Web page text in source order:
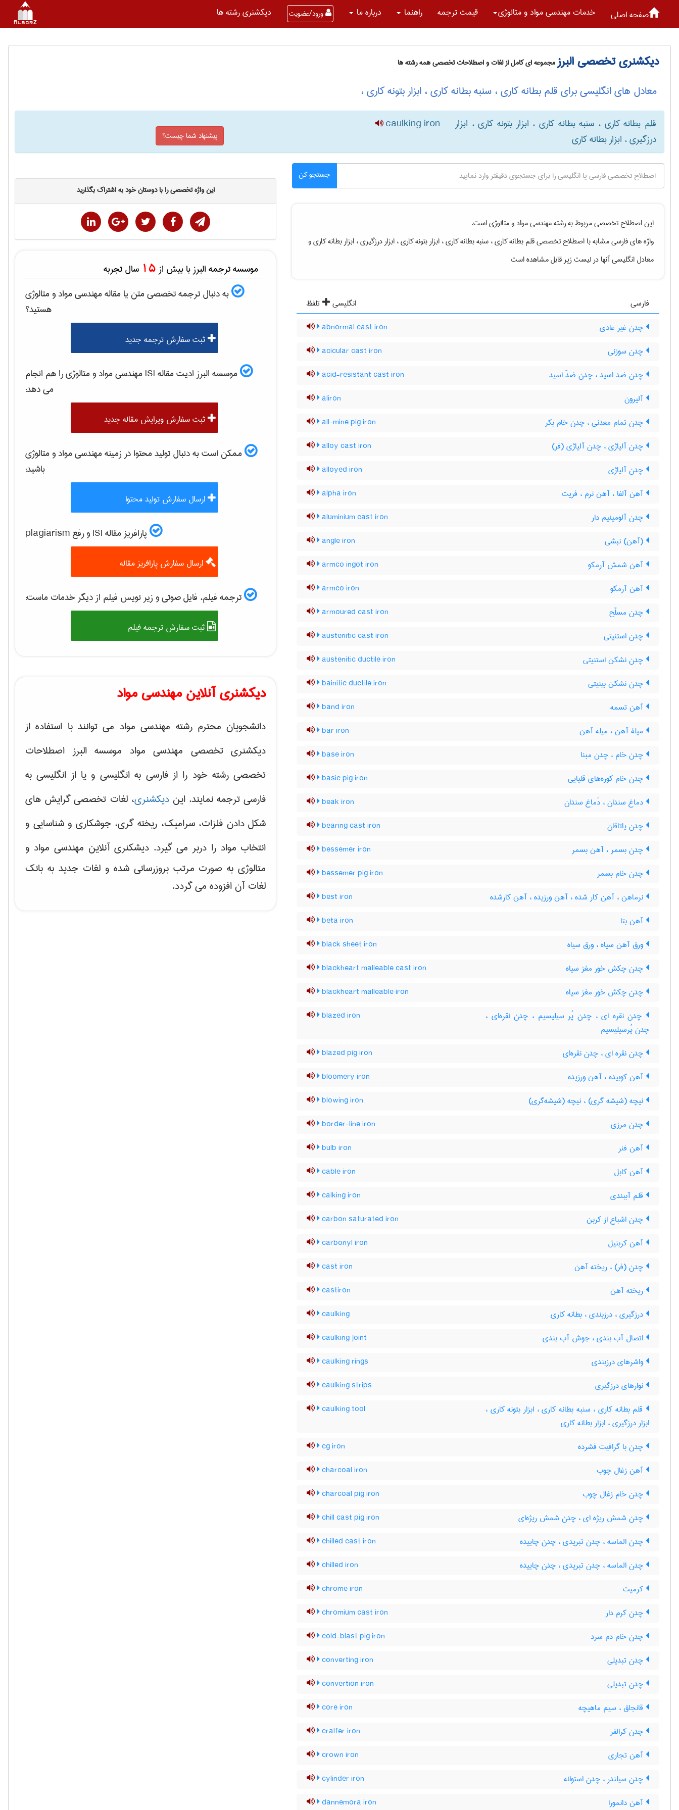
صفحه اصلی خدمات مهندسی مواد و متالوژی قیمت ترجمه راهنما درباره ما ورود/عضویت دیکشنری رشته ها
دیکشنری تخصصی البرزمجموعه ای کامل از لغات و اصطلاحات تخصصی همه رشته ها
معادل های انگلیسی برای قلم بطانه کاری ، سنبه بطانه کاری ، ابزار بتونه کاری ،
قلم بطانه کاری ، سنبه بطانه کاری ، ابزار بتونه کاری ، ابزار
درزگیری ، ابزار بطانه کاری
caulking iron
پیشنهاد شما چیست؟
جستجو کن
این اصطلاح تخصصی مربوط به رشتهمهندسی مواد و متالوژیاست.
واژه های فارسی مشابه با اصطلاح تخصصیقلم بطانه کاری ، سنبه بطانه کاری ، ابزار بتونه کاری ، ابزار درزگیری ، ابزار بطانه کاریو
معادل انگلیسی آنها در لیست زیر قابل مشاهده است
فارسی انگلیسی
تلفظ
چدن غیر عادی
abnormal cast iron
چدن سوزنی acicular cast iron
چدن ضد اسید ، چدن ضدّ اسید acid-resistant cast iron
آلیرون aliron
چدن تمام معدنی ، چدن خام بکر all-mine pig iron
چدن آلیاژی ، چدن آلیاژی (فر) alloy cast iron
چدن آلیاژی alloyed iron
آهن آلفا ، آهن نرم ، فریت alpha iron
چدن آلومینیم دار aluminium cast iron
(آهن) نبشی angle iron
آهن شمش آرمکو armco ingot iron
آهن آرمکو armco iron
چدن مسلّح armoured cast iron
چدن استنیتی austenitic cast iron
چدن نشکن استنیتی austenitic ductile iron
چدن نشکن بینیتی bainitic ductile iron
آهن تسمه band iron
میلۀ آهن ، میله آهن bar iron
چدن خام ، چدن مبنا base iron
چدن خام کوره‌های قلیایی basic pig iron
دماغ سندان ، دَماغ سندان beak iron
چدن یاتاقان bearing cast iron
چدن بسمر ، آهن بسمر bessemer iron
چدن خام بسمر bessemer pig iron
نرماهن ، آهن کار شده ، آهن ورزیده ، آهن کارشده best iron
آهن بتا beta iron
ورق آهن سیاه ، ورق سیاه black sheet iron
چدن چکش خور مغز سیاه blackheart malleable cast iron
چدن چکش خور مغز سیاه blackheart malleable iron
چدن نقره ای ، چدن پُر سیلیسیم ، چدن نقره‌ای ،
چدن پُرسیلیسیم
blazed iron
چدن نقره ای ، چدن نقره‌ای blazed pig iron
آهن کوبیده ، آهن ورزیده bloomery iron
نیچه (شیشه گری) ، نیچه (شیشه‌گری) blowing iron
چدن مرزی border-line iron
آهن فنر bulb iron
آهن کابل cable iron
قلم آببندی calking iron
چدن اشباع از کربن carbon saturated iron
آهن کربنیل carbonyl iron
چدن (فر) ، ریخته آهن cast iron
ریخته آهن castiron
درزگیری ، درزبندی ، بطانه کاری caulking
اتصال آب بندی ، جوش آب بندی caulking joint
واشرهای درزبندی caulking rings
نوارهای درزگیری caulking strips
قلم بطانه کاری ، سنبه بطانه کاری ، ابزار بتونه کاری ،
ابزار درزگیری ، ابزار بطانه کاری
caulking tool
چدن با گرافیت فشرده cg iron
آهن زغال چوب charcoal iron
چدن خام زغال چوب charcoal pig iron
چدن شمش ریژه ای ، چدن شمش ریژه‌ای chill cast pig iron
چدن الماسه ، چدن تبریدی ، چدن چاییده chilled cast iron
چدن الماسه ، چدن تبریدی ، چدن چاییده chilled iron
کرمیت chrome iron
چدن کرم دار chromium cast iron
چدن خام دم سرد cold-blast pig iron
چدن تبدیلی converting iron
چدن تبدیلی convertion iron
قانجاق ، سیم ماهیچه core iron
چدن کرالفر cralfer iron
آهن تجاری crown iron
چدن سیلندر ، چدن استوانه cylinder iron
آهن دانمورا dannemora iron
این واژه تخصصی را با دوستان خود به اشتراک بگذارید
موسسه ترجمه البرز با بیش از 15 سال تجربه
به دنبال ترجمه تخصصی متن یا مقالهمهندسی مواد و متالوژی
هستید؟
ثبت سفارش ترجمه جدید
موسسه البرز ادیت مقاله ISI مهندسی مواد و متالوژیرا هم انجام
می دهد:
ثبت سفارش ویرایش مقاله جدید
ممکن است به دنبال تولید محتوا در زمینهمهندسی مواد و متالوژی
باشید:
ارسال سفارش تولید محتوا
پارافریز مقاله ISI و رفع plagiarism
ارسال سفارش پارافریز مقاله
ترجمه فیلم، فایل صوتی و زیر نویس فیلم از دیگر خدمات ماست:
ثبت سفارش ترجمه فیلم
دیکشنری آنلاین مهندسی مواد
دانشجویان محترم رشته مهندسی مواد می توانند با استفاده از
دیکشنری تخصصی مهندسی مواد موسسه البرز اصطلاحات
تخصصی رشته خود را از فارسی به انگلیسی و یا از انگلیسی به
فارسی ترجمه نمایند. ایندیکشنری، لغات تخصصی گرایش های
شکل دادن فلزات، سرامیک، ریخته گری، جوشکاری و شناسایی و
انتخاب مواد را دربر می گیرد. دیشکنری آنلاین مهندسی مواد و
متالوژی به صورت مرتب بروزرسانی شده و لغات جدید به بانک
لغات آن افزوده می گردد.